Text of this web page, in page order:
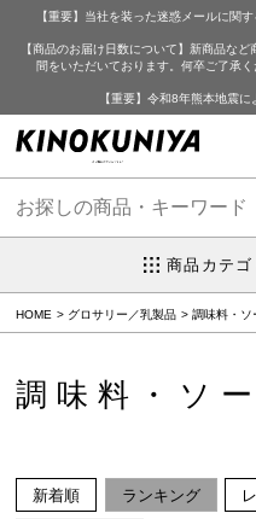
【重要】当社を装った迷惑メールに関
【商品のお届け日数について】新商品な
間をいただいております。何卒ご了承
【重要】令和8年熊本地震
商品カテ
HOME グロサリー／乳製品 調味料・ソ
調味料・ソ
新着順 ランキング